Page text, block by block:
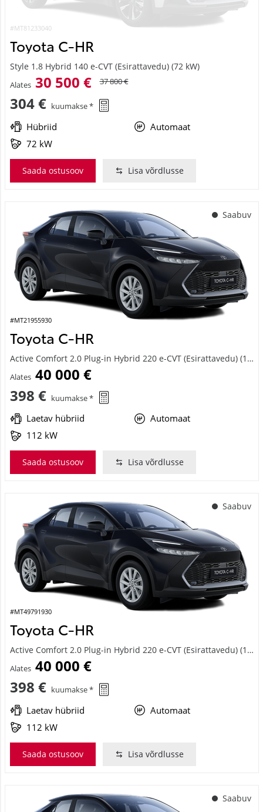
#MT81233040
Toyota C-HR
Style 1.8 Hybrid 140 e-CVT (Esirattavedu) (72 kW)
Alates 30 500 € 37 800 €
304 € kuumakse *
Hübriid
Automaat
72 kW
Saada ostusoov Lisa võrdlusse
Saabuv
#MT21955930
Toyota C-HR
Active Comfort 2.0 Plug-in Hybrid 220 e-CVT (Esirattavedu) (112 kW)
Alates 40 000 €
398 € kuumakse *
Laetav hübriid
Automaat
112 kW
Saada ostusoov Lisa võrdlusse
Saabuv
#MT49791930
Toyota C-HR
Active Comfort 2.0 Plug-in Hybrid 220 e-CVT (Esirattavedu) (112 kW)
Alates 40 000 €
398 € kuumakse *
Laetav hübriid
Automaat
112 kW
Saada ostusoov Lisa võrdlusse
Saabuv